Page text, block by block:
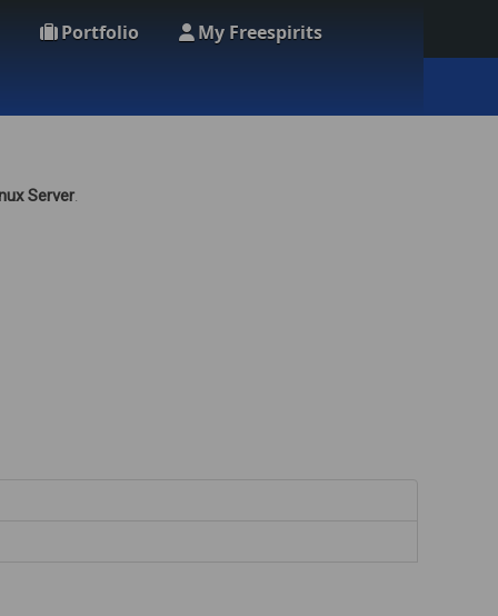
Portfolio My Freespirits
Server.